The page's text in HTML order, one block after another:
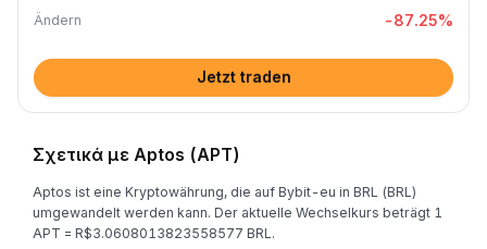
Ändern -87.25%
Jetzt traden
Σχετικά με Aptos (APT)
Aptos ist eine Kryptowährung, die auf Bybit-eu in BRL (BRL)
umgewandelt werden kann. Der aktuelle Wechselkurs beträgt 1
APT = R$3.0608013823558577 BRL.